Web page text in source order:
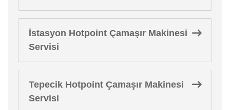
İstasyon Hotpoint Çamaşır Makinesi
Servisi
Tepecik Hotpoint Çamaşır Makinesi
Servisi